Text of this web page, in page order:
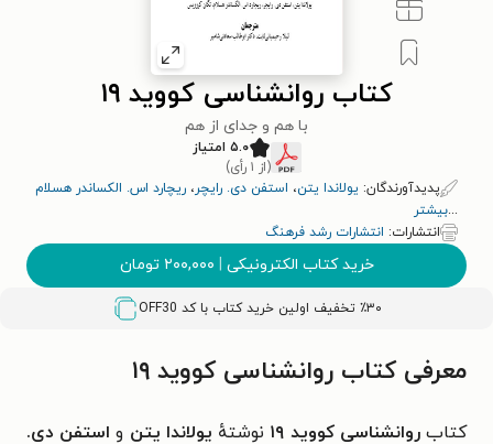
کتاب روانشناسی کووید ۱۹
با هم و جدای از هم
۵.۰ امتیاز
(از ۱ رأی)
پدیدآورندگان: یولاندا یتن، استفن دی. رایچر، ریچارد اس. الکساندر هسلام
...بیشتر
انتشارات: انتشارات رشد فرهنگ
خرید کتاب الکترونیکی | ۲۰۰,۰۰۰ تومان
٪۳۰ تخفیف اولین خرید کتاب با کد OFF30
معرفی کتاب روانشناسی کووید ۱۹
کتابروانشناسی کووید ۱۹ نوشتهٔ یولاندا یتن و استفن دی.